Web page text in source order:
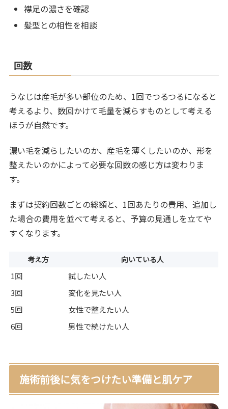
襟足の濃さを確認
髪型との相性を相談
回数
うなじは産毛が多い部位のため、1回でつるつるになると
考えるより、数回かけて毛量を減らすものとして考える
ほうが自然です。
濃い毛を減らしたいのか、産毛を薄くしたいのか、形を
整えたいのかによって必要な回数の感じ方は変わりま
す。
まずは契約回数ごとの総額と、1回あたりの費用、追加し
た場合の費用を並べて考えると、予算の見通しを立てや
すくなります。
考え方 向いている人
1回
試したい人
3回
変化を見たい人
5回
女性で整えたい人
6回
男性で続けたい人
施術前後に気をつけたい準備と肌ケア